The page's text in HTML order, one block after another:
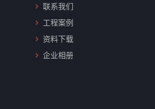
联系我们
工程案例
资料下载
企业相册